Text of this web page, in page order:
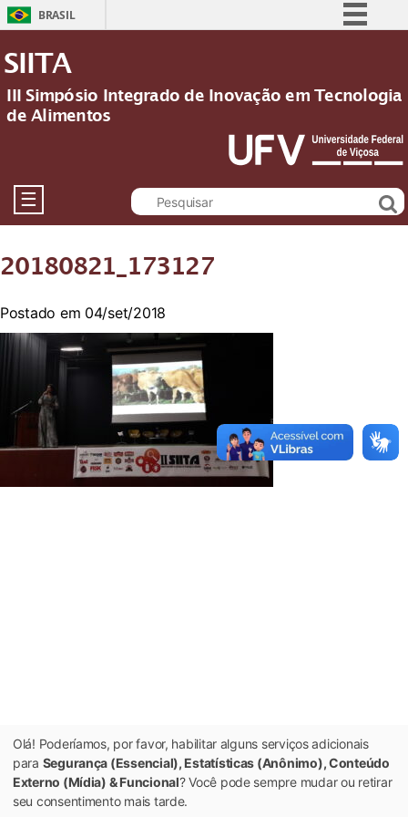
BRASIL
Participe
Acesso à informação
Legislação
Canais
SIITA
III Simpósio Integrado de Inovação em Tecnologia
de Alimentos
☰
20180821_173127
Postado em 04/set/2018
Olá! Poderíamos, por favor, habilitar alguns serviços adicionais
para Segurança (Essencial), Estatísticas (Anônimo), Conteúdo
Externo (Mídia) & Funcional? Você pode sempre mudar ou retirar
seu consentimento mais tarde.